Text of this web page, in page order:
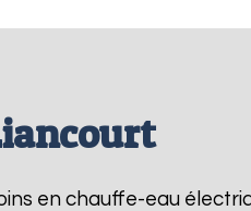
en chauffe-eau